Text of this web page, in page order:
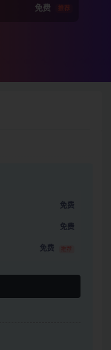
免费 推荐
免费
免费
免费 推荐